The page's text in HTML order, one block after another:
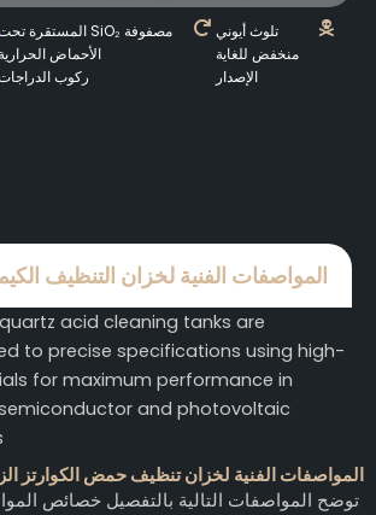
تلوث أيوني
منخفض للغاية
الإصدار
مصفوفة SiO₂ المستقرة تحت
الأحماض الحرارية
ركوب الدراجات
المواصفات الفنية لخزان التنظيف
quartz acid cleaning tanks are
to precise specifications using high-
for maximum performance in
and photovoltaic
المواصفات الفنية لخزان تنظيف حمض الكوارتز
توضح المواصفات التالية بالتفصيل خصائص